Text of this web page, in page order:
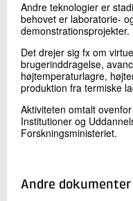
Andre teknologier er
behovet er laboratorie-
demonstrationsprojekter.
Det drejer sig fx om
brugerinddragelse,
højtemperaturlagre,
produktion fra termiske
Aktiviteten omtalt
Institutioner og
Forskningsministeriet.
Andre dokumenter